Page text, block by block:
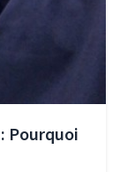
Pourquoi